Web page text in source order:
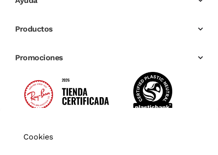
Productos
Promociones
Cookies